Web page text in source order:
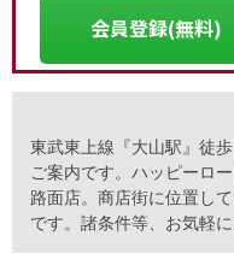
会員登録(無料)
東武東上線『大山駅』徒
ご案内です。ハッピーロ
路面店。商店街に位置し
です。諸条件等、お気軽